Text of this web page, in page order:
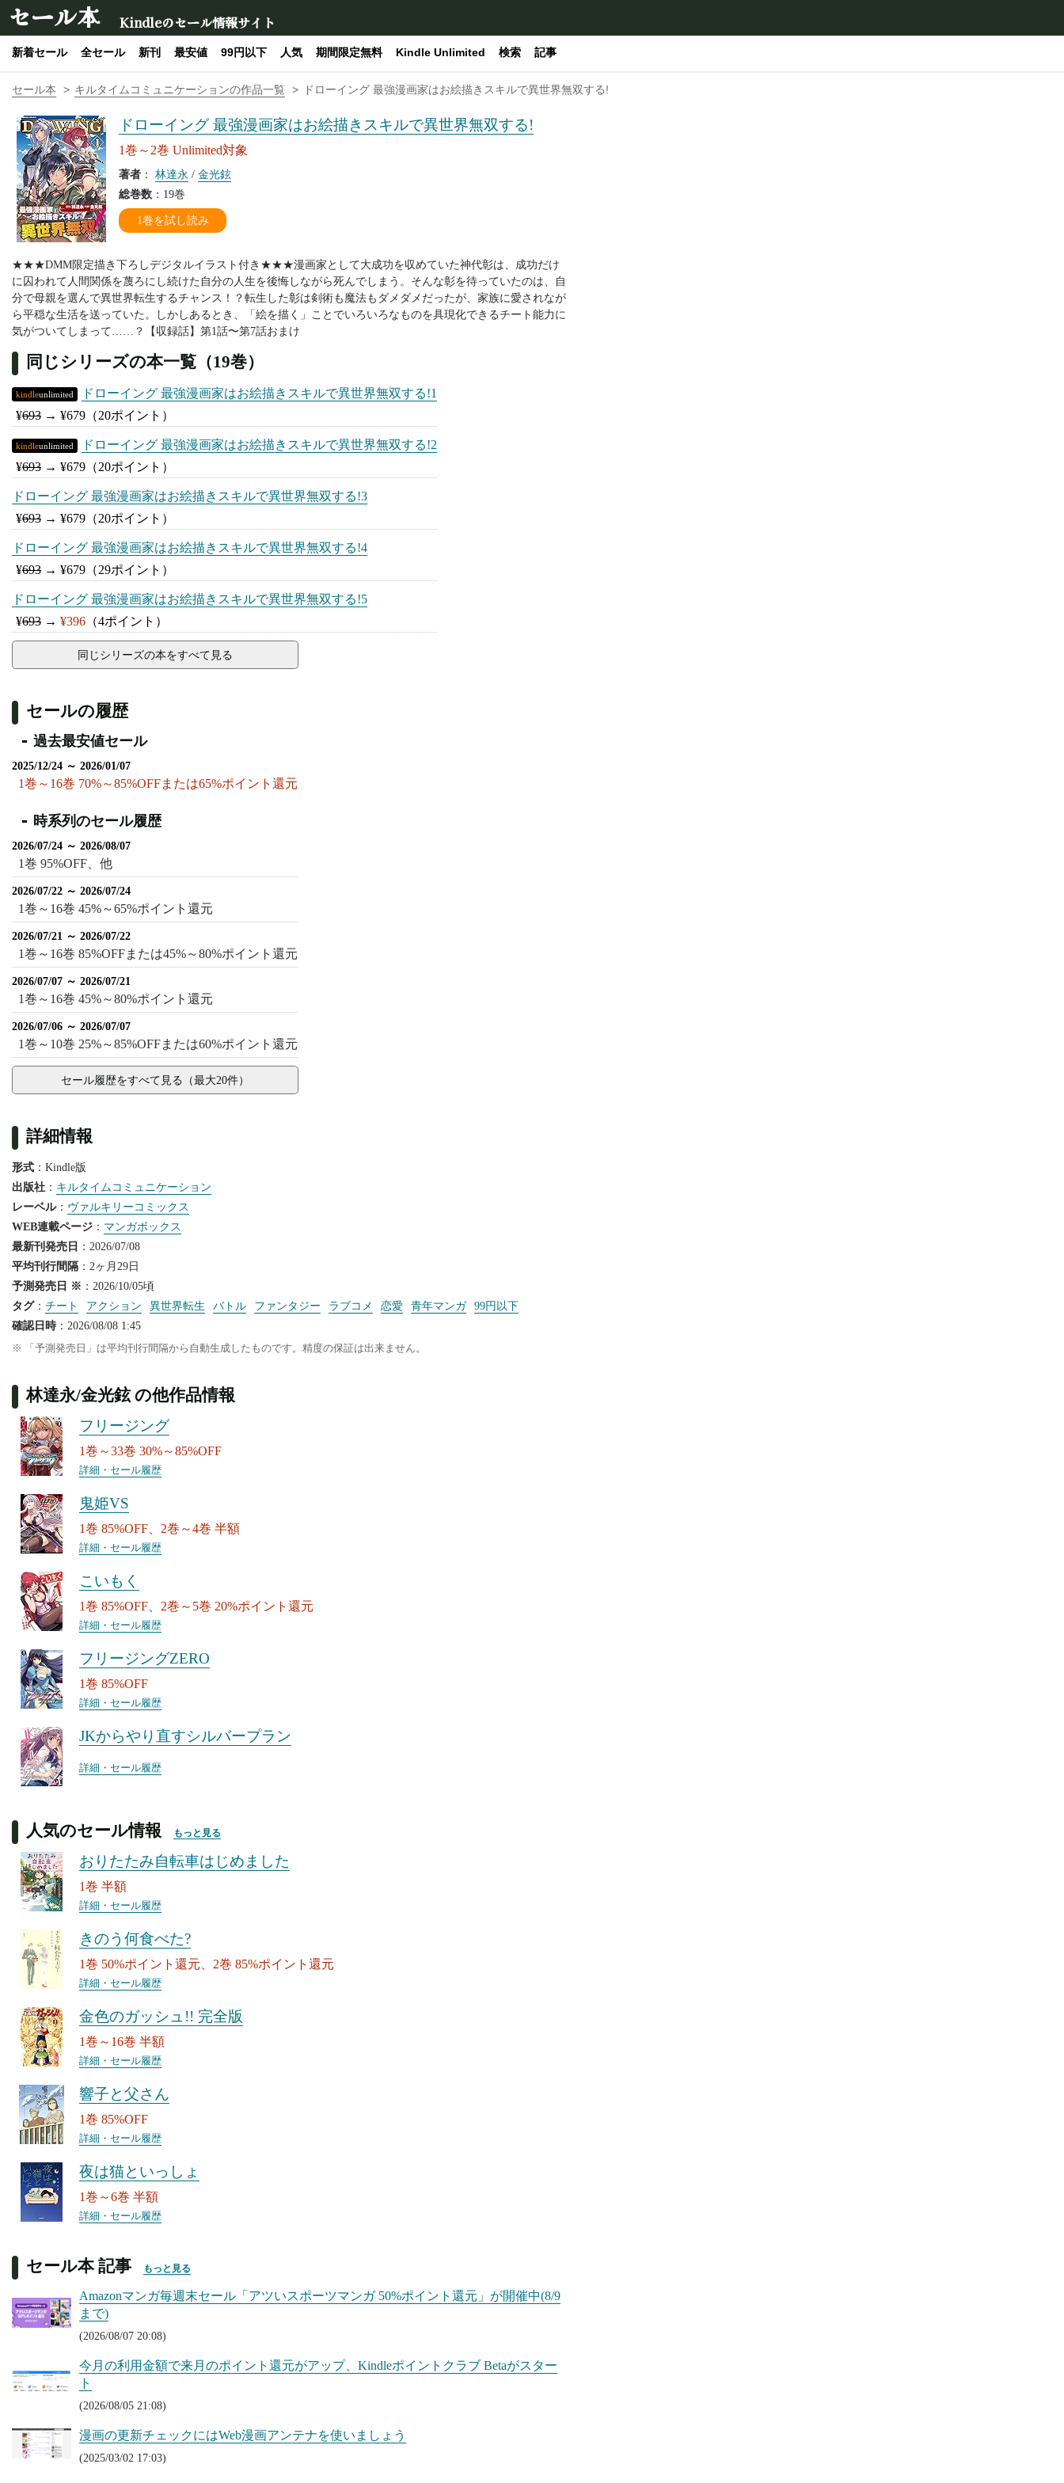
セール本 Kindleのセール情報サイト
新着セール 全セール 新刊 最安値 99円以下 人気 期間限定無料 Kindle Unlimited 検索 記事
セール本 キルタイムコミュニケーションの作品一覧 ドローイング 最強漫画家はお絵描きスキルで異世界無双する!
ドローイング 最強漫画家はお絵描きスキルで異世界無双する!
1巻～2巻 Unlimited対象
著者 ： 林達永 / 金光鉉
総巻数 ：19巻
1巻を試し読み
★★★DMM限定描き下ろしデジタルイラスト付き★★★漫画家として大成功を収めていた神代彰は、成功だけ
に囚われて人間関係を蔑ろにし続けた自分の人生を後悔しながら死んでしまう。そんな彰を待っていたのは、自
分で母親を選んで異世界転生するチャンス！？転生した彰は剣術も魔法もダメダメだったが、家族に愛されなが
ら平穏な生活を送っていた。しかしあるとき、「絵を描く」ことでいろいろなものを具現化できるチート能力に
気がついてしまって……？【収録話】第1話〜第7話おまけ
同じシリーズの本一覧（19巻）
kindleunlimited
ドローイング 最強漫画家はお絵描きスキルで異世界無双する!1
¥693 → ¥679 （20ポイント）
kindleunlimited
ドローイング 最強漫画家はお絵描きスキルで異世界無双する!2
¥693 → ¥679 （20ポイント）
ドローイング 最強漫画家はお絵描きスキルで異世界無双する!3
¥693 → ¥679 （20ポイント）
ドローイング 最強漫画家はお絵描きスキルで異世界無双する!4
¥693 → ¥679 （29ポイント）
ドローイング 最強漫画家はお絵描きスキルで異世界無双する!5
¥693 → ¥396 （4ポイント）
同じシリーズの本をすべて見る
セールの履歴
過去最安値セール
2025/12/24 ～ 2026/01/07
1巻～16巻 70%～85%OFFまたは65%ポイント還元
時系列のセール履歴
2026/07/24 ～ 2026/08/07
1巻 95%OFF、他
2026/07/22 ～ 2026/07/24
1巻～16巻 45%～65%ポイント還元
2026/07/21 ～ 2026/07/22
1巻～16巻 85%OFFまたは45%～80%ポイント還元
2026/07/07 ～ 2026/07/21
1巻～16巻 45%～80%ポイント還元
2026/07/06 ～ 2026/07/07
1巻～10巻 25%～85%OFFまたは60%ポイント還元
セール履歴をすべて見る（最大20件）
詳細情報
形式 ：Kindle版
出版社 ： キルタイムコミュニケーション
レーベル： ヴァルキリーコミックス
WEB連載ページ ： マンガボックス
最新刊発売日 ：2026/07/08
平均刊行間隔 ：2ヶ月29日
予測発売日 ※ ：2026/10/05頃
タグ： チート アクション 異世界転生 バトル ファンタジー ラブコメ 恋愛 青年マンガ
99円以下
確認日時：2026/08/08 1:45
※ 「予測発売日」は平均刊行間隔から自動生成したものです。精度の保証は出来ません。
林達永/金光鉉 の他作品情報
フリージング
1巻～33巻 30%～85%OFF
詳細・セール履歴
鬼姫VS
1巻 85%OFF、2巻～4巻 半額
詳細・セール履歴
こいもく
1巻 85%OFF、2巻～5巻 20%ポイント還元
詳細・セール履歴
フリージングZERO
1巻 85%OFF
詳細・セール履歴
JKからやり直すシルバープラン
詳細・セール履歴
人気のセール情報 もっと見る
おりたたみ自転車はじめました
1巻 半額
詳細・セール履歴
きのう何食べた?
1巻 50%ポイント還元、2巻 85%ポイント還元
詳細・セール履歴
金色のガッシュ!! 完全版
1巻～16巻 半額
詳細・セール履歴
響子と父さん
1巻 85%OFF
詳細・セール履歴
夜は猫といっしょ
1巻～6巻 半額
詳細・セール履歴
セール本 記事 もっと見る
Amazonマンガ毎週末セール「アツいスポーツマンガ 50%ポイント還元」が開催中(8/9
まで)
(2026/08/07 20:08)
今月の利用金額で来月のポイント還元がアップ、Kindleポイントクラブ Betaがスター
ト
(2026/08/05 21:08)
漫画の更新チェックにはWeb漫画アンテナを使いましょう
(2025/03/02 17:03)